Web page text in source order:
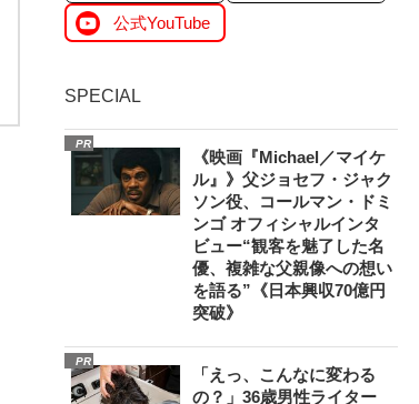
公式YouTube
SPECIAL
PR
《映画『Michael／マイケ
ル』》父ジョセフ・ジャク
ソン役、コールマン・ドミ
ンゴ オフィシャルインタ
ビュー“観客を魅了した名
優、複雑な父親像への想い
を語る”《日本興収70億円
突破》
PR
「えっ、こんなに変わる
の？」36歳男性ライター